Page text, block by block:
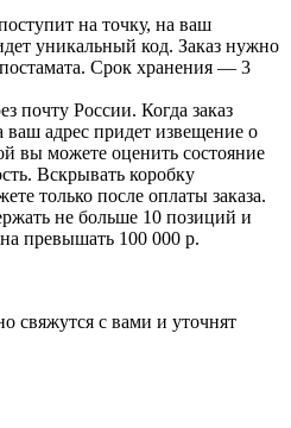
на точку, на ваш
уникальный код. Заказ нужно
Срок хранения — 3
почту России. Когда заказ
ваш адрес придет извещение о
вы можете оценить состояние
Вскрывать коробку
только после оплаты заказа.
не больше 10 позиций и
превышать 100 000 р.
свяжутся с вами и уточнят